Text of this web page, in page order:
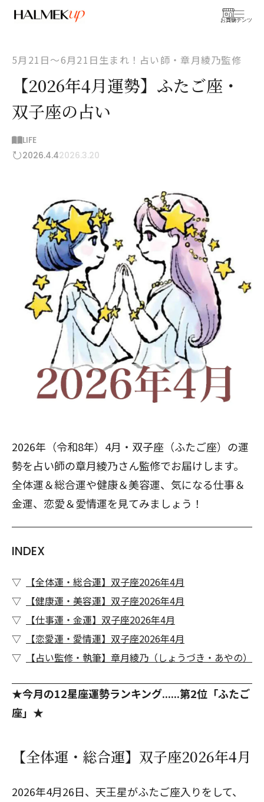
お買物
コンテンツ
5月21日～6月21日生まれ！占い師・章月綾乃監修
【2026年4月運勢】ふたご座・
双子座の占い
LIFE
2026.4.42026.3.20
2026年（令和8年）4月・双子座（ふたご座）の運
勢を占い師の章月綾乃さん監修でお届けします。
全体運＆総合運や健康＆美容運、気になる仕事＆
金運、恋愛＆愛情運を見てみましょう！
INDEX
【全体運・総合運】双子座2026年4月
【健康運・美容運】双子座2026年4月
【仕事運・金運】双子座2026年4月
【恋愛運・愛情運】双子座2026年4月
【占い監修・執筆】章月綾乃（しょうづき・あやの）
★今月の12星座運勢ランキング......第2位「ふたご
座」★
【全体運・総合運】双子座2026年4月
2026年4月26日、天王星がふたご座入りをして、